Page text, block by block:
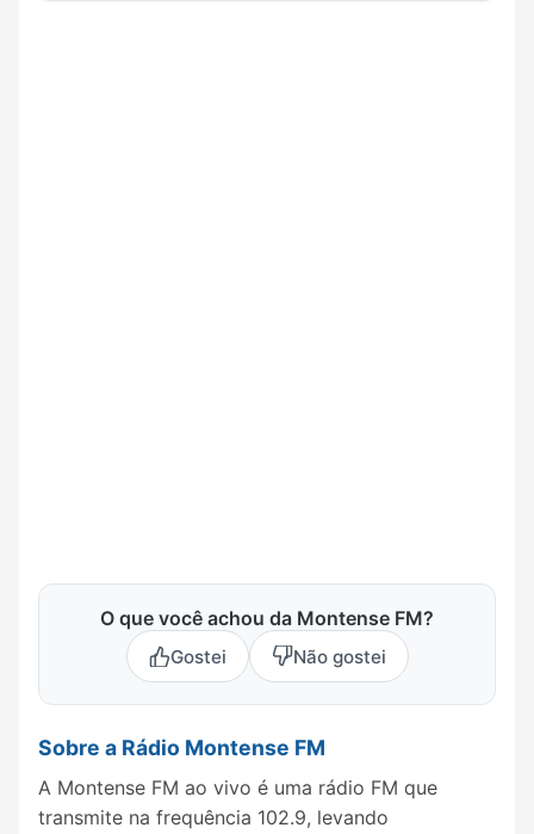
O que você achou da Montense FM?
Gostei Não gostei
Sobre a Rádio Montense FM
A Montense FM ao vivo é uma rádio FM que
transmite na frequência 102.9, levando